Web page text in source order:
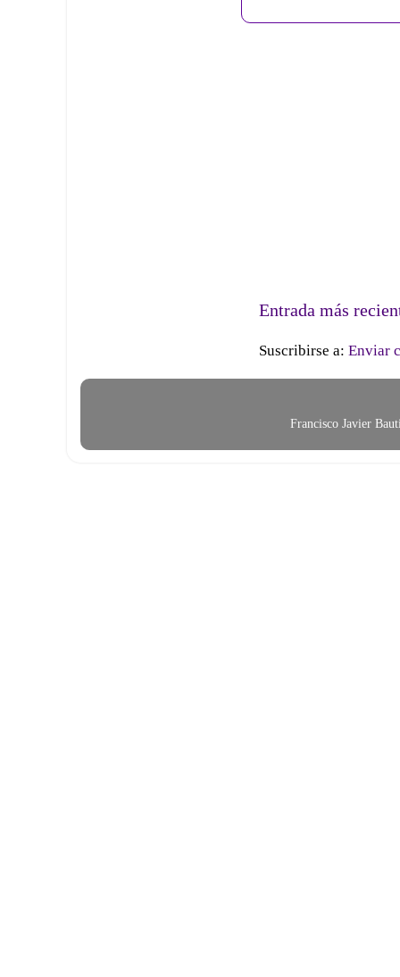
Entrada más
Suscribirse a: Enviar
Francisco Javier